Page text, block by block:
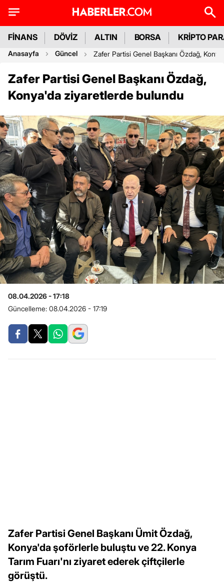
FİNANS DÖVİZ ALTIN BORSA KRİPTO
Anasayfa Güncel Zafer Partisi Genel Başkanı Özdağ,
Zafer Partisi Genel Başkanı Özdağ,
Konya'da ziyaretlerde bulundu
08.04.2026 - 17:18
Güncelleme: 08.04.2026 - 17:19
Zafer Partisi Genel Başkanı Ümit Özdağ,
Konya'da şoförlerle buluştu ve 22. Konya
Tarım Fuarı'nı ziyaret ederek çiftçilerle
görüştü.